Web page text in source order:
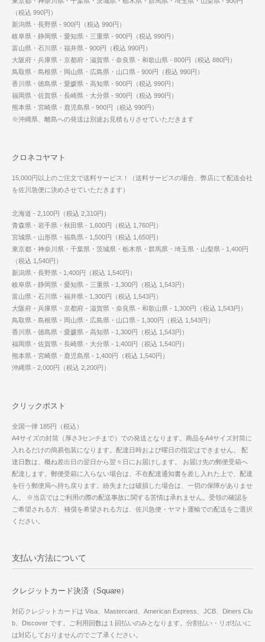
（税込 990円）
新潟県・長野県 - 900円（税込 990円）
岐阜県・静岡県・愛知県・三重県 - 900円（税込 990円）
富山県・石川県・福井県 - 900円（税込 990円）
大阪府・兵庫県・京都府・滋賀県・奈良県・和歌山県 - 800円（税込 880円）
鳥取県・島根県・岡山県・広島県・山口県 - 900円（税込 990円）
香川県・徳島県・愛媛県・高知県 - 900円（税込 990円）
福岡県・佐賀県・長崎県・大分県 - 900円（税込 990円）
熊本県・宮崎県・鹿児島県 - 900円（税込 990円）
※沖縄県、離島への発送は別途お見積もりさせていただきます
クロネコヤマト
15,000円以上のご注文で送料サービス！（送料サービスの場合、弊店にて配送会社
を佐川急便に決めさせていただきます）
北海道 - 2,100円（税込 2,310円）
青森県・岩手県・秋田県 - 1,600円（税込 1,760円）
宮城県・山形県・福島県 - 1,500円（税込 1,650円）
東京都・神奈川県・千葉県・茨城県・栃木県・群馬県・埼玉県・山梨県 - 1,400円
（税込 1,540円）
新潟県・長野県 - 1,400円（税込 1,540円）
岐阜県・静岡県・愛知県・三重県 - 1,300円（税込 1,543円）
富山県・石川県・福井県 - 1,300円（税込 1,543円）
大阪府・兵庫県・京都府・滋賀県・奈良県・和歌山県 - 1,300円（税込 1,543円）
鳥取県・島根県・岡山県・広島県・山口県 - 1,300円（税込 1,543円）
香川県・徳島県・愛媛県・高知県 - 1,300円（税込 1,543円）
福岡県・佐賀県・長崎県・大分県 - 1,400円（税込 1,540円）
熊本県・宮崎県・鹿児島県 - 1,400円（税込 1,540円）
沖縄県 - 2,000円（税込 2,200円）
クリックポスト
全国一律 185円（税込）
A4サイズの封筒（厚さ3センチまで）での発送となります。商品をA4サイズ封筒に
入れるだけの簡易包装になります。配達日時および曜日の指定はできません。 配
達日数は、概ね差出日の翌日から翌々日にお届けします。 お届け先の郵便受箱へ
配達します。郵便受箱に入らない場合は、不在配達通知書を差し入れた上で、配達
を行う郵便局へ持ち戻ります。紛失または破損した場合は、一切の保障がありませ
ん。 ※当店ではご利用の際の配送事故に関する苦情は承れません。受領の確認を
ご希望される方、補償を希望される方は、佐川急便・ヤマト運輸での配送をご選択
ください。
支払い方法について
クレジットカード決済（Square）
対応クレジットカードは Visa、Mastercard、American Express、JCB、Diners Clu
b、Discover です。ご利用回数は１回払いのみとなります。分割払い・リボ払いに
は対応しておりませんのでご了承ください。